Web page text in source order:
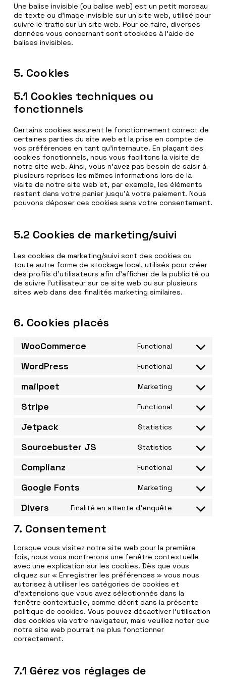
Une balise invisible (ou balise web) est un petit morceau
de texte ou d’image invisible sur un site web, utilisé pour
suivre le trafic sur un site web. Pour ce faire, diverses
données vous concernant sont stockées à l’aide de
balises invisibles.
5. Cookies
5.1 Cookies techniques ou
fonctionnels
Certains cookies assurent le fonctionnement correct de
certaines parties du site web et la prise en compte de
vos préférences en tant qu’internaute. En plaçant des
cookies fonctionnels, nous vous facilitons la visite de
notre site web. Ainsi, vous n’avez pas besoin de saisir à
plusieurs reprises les mêmes informations lors de la
visite de notre site web et, par exemple, les éléments
restent dans votre panier jusqu’à votre paiement. Nous
pouvons déposer ces cookies sans votre consentement.
5.2 Cookies de marketing/suivi
Les cookies de marketing/suivi sont des cookies ou
toute autre forme de stockage local, utilisés pour créer
des profils d’utilisateurs afin d’afficher de la publicité ou
de suivre l’utilisateur sur ce site web ou sur plusieurs
sites web dans des finalités marketing similaires.
6. Cookies placés
WooCommerce Functional
Consent
service
WordPress Functional
Consent
service
mailpoet Marketing
Consent
service
Stripe Functional
Consent
service
Jetpack Statistics
Consent
service
Sourcebuster JS Statistics
Consent
service
Complianz Functional
Consent
service
Google Fonts Marketing
Consent
service
Divers Finalité en attente d’enquête
Consent
7. Consentement
Lorsque vous visitez notre site web pour la première
fois, nous vous montrerons une fenêtre contextuelle
avec une explication sur les cookies. Dès que vous
cliquez sur « Enregistrer les préférences » vous nous
autorisez à utiliser les catégories de cookies et
d’extensions que vous avez sélectionnés dans la
fenêtre contextuelle, comme décrit dans la présente
politique de cookies. Vous pouvez désactiver l’utilisation
des cookies via votre navigateur, mais veuillez noter que
notre site web pourrait ne plus fonctionner
correctement.
7.1 Gérez vos réglages de